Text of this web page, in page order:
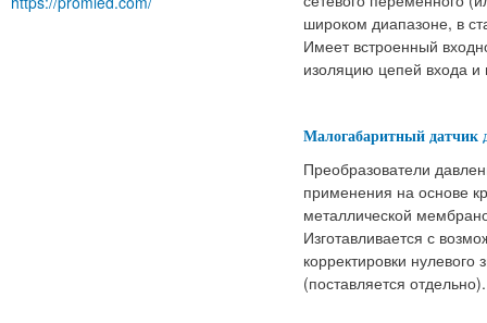
широком диапазоне, в
Имеет встроенный
изоляцию цепей входа
Малогабаритный датчик
Преобразователи
применения на основе
металлической
Изготавливается с
корректировки
(поставляется отдельно).